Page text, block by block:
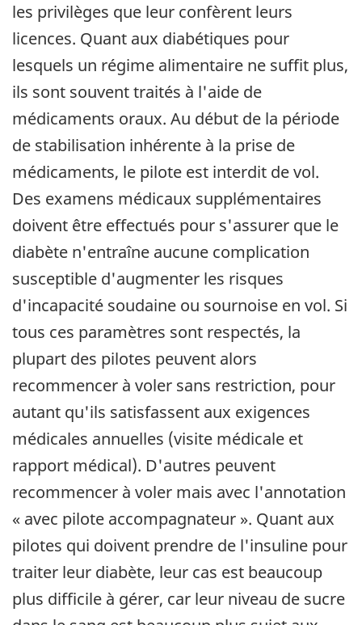
les privilèges que leur confèrent leurs
licences. Quant aux diabétiques pour
lesquels un régime alimentaire ne suffit plus,
ils sont souvent traités à l'aide de
médicaments oraux. Au début de la période
de stabilisation inhérente à la prise de
médicaments, le pilote est interdit de vol.
Des examens médicaux supplémentaires
doivent être effectués pour s'assurer que le
diabète n'entraîne aucune complication
susceptible d'augmenter les risques
d'incapacité soudaine ou sournoise en vol. Si
tous ces paramètres sont respectés, la
plupart des pilotes peuvent alors
recommencer à voler sans restriction, pour
autant qu'ils satisfassent aux exigences
médicales annuelles (visite médicale et
rapport médical). D'autres peuvent
recommencer à voler mais avec l'annotation
« avec pilote accompagnateur ». Quant aux
pilotes qui doivent prendre de l'insuline pour
traiter leur diabète, leur cas est beaucoup
plus difficile à gérer, car leur niveau de sucre